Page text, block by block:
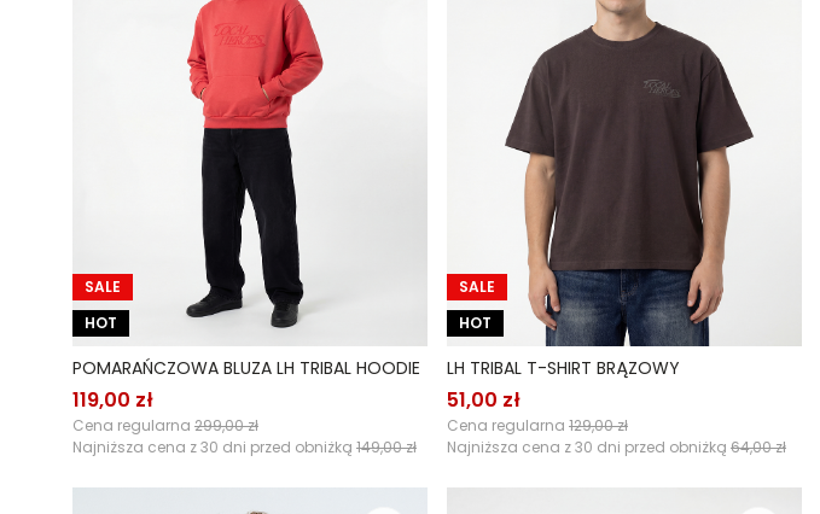
SALE
HOT
POMARAŃCZOWA BLUZA LH TRIBAL HOODIE
119,00 zł
Cena regularna 299,00 zł
Najniższa cena z 30 dni przed obniżką 149,00 zł
SALE
HOT
LH TRIBAL T-SHIRT BRĄZOWY
51,00 zł
Cena regularna 129,00 zł
Najniższa cena z 30 dni przed obniżką 64,00 zł